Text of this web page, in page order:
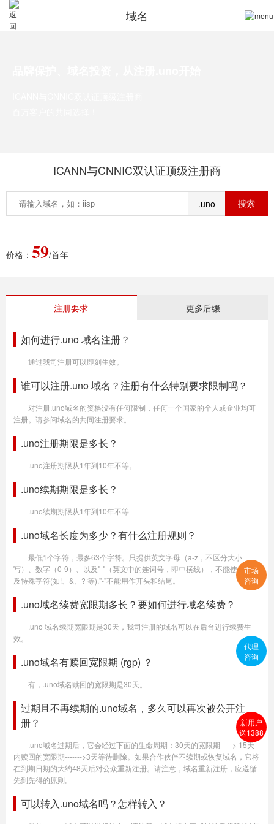
域名
ICANN与CNNIC双认证顶级注册商
.uno
价格： 59/首年
注册要求 更多后缀
如何进行.uno 域名注册？
通过我司注册可以即刻生效。
谁可以注册.uno 域名？注册有什么特别要求限制吗？
对注册.uno域名的资格没有任何限制，任何一个国家的个人或企业均可
注册。请参阅域名的共同注册要求。
.uno注册期限是多长？
.uno注册期限从1年到10年不等。
.uno续期期限是多长？
.uno续期期限从1年到10年不等
.uno域名长度为多少？有什么注册规则？
最低1个字符，最多63个字符。只提供英文字母（a-z，不区分大小
写）、数字（0-9）、以及"-"（英文中的连词号，即中横线），不能使用空格
及特殊字符(如!、&、? 等),"-"不能用作开头和结尾。
.uno域名续费宽限期多长？要如何进行域名续费？
.uno 域名续期宽限期是30天，我司注册的域名可以在后台进行续费生
效。
.uno域名有赎回宽限期 (rgp) ？
有，.uno域名赎回的宽限期是30天。
过期且不再续期的.uno域名，多久可以再次被公开注
册？
.uno域名过期后，它会经过下面的生命周期：30天的宽限期-----> 15天
内赎回的宽限期------->3天等待删除。如果合作伙伴不续期或恢复域名，它将
在到期日期的大约48天后对公众重新注册。请注意，域名重新注册，应遵循
先到先得的原则。
可以转入.uno域名吗？怎样转入？
市场
咨询
代理
咨询
新用户
送1388